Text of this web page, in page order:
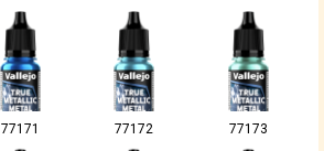
77171 77172 77173